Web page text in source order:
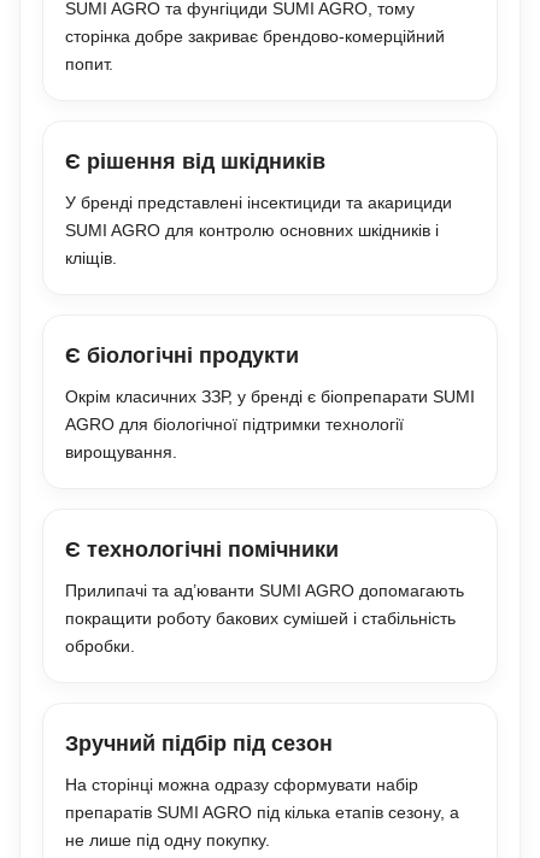
SUMI AGRO та фунгіциди SUMI AGRO, тому
сторінка добре закриває брендово-комерційний
попит.
Є рішення від шкідників
У бренді представлені інсектициди та акарициди
SUMI AGRO для контролю основних шкідників і
кліщів.
Є біологічні продукти
Окрім класичних ЗЗР, у бренді є біопрепарати SUMI
AGRO для біологічної підтримки технології
вирощування.
Є технологічні помічники
Прилипачі та ад’юванти SUMI AGRO допомагають
покращити роботу бакових сумішей і стабільність
обробки.
Зручний підбір під сезон
На сторінці можна одразу сформувати набір
препаратів SUMI AGRO під кілька етапів сезону, а
не лише під одну покупку.